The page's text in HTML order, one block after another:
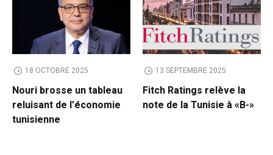
18 OCTOBRE 2025
Nouri brosse un tableau
reluisant de l’économie
tunisienne
13 SEPTEMBRE 2025
Fitch Ratings relève la
note de la Tunisie à «B-»